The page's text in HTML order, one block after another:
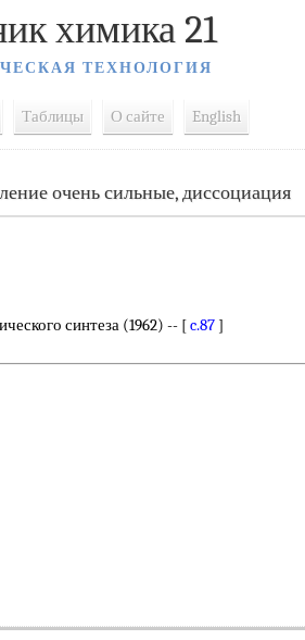
химика 21
ТЕХНОЛОГИЯ
Таблицы О сайте English
очень сильные, диссоциация
синтеза (1962) -- [c.87 ]